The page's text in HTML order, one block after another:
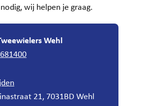
wij helpen je graag.
Wehl
21, 7031BD Wehl